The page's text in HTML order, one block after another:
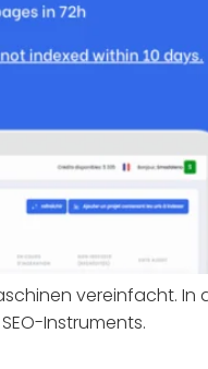
vereinfacht. In
Instruments.